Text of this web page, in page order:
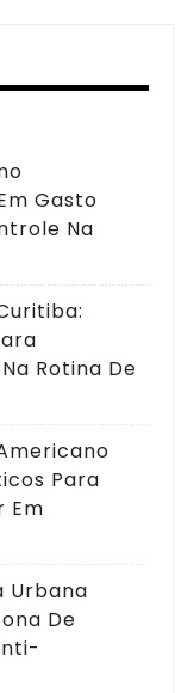
Gasto
Na
Rotina De
Para
Em
Urbana
De